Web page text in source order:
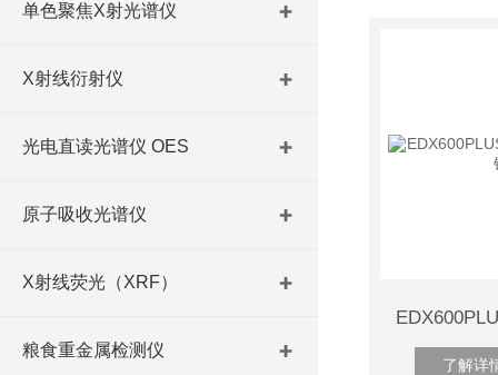
单色聚焦X射光谱仪
X射线衍射仪
光电直读光谱仪 OES
原子吸收光谱仪
X射线荧光（XRF）
粮食重金属检测仪
了解详